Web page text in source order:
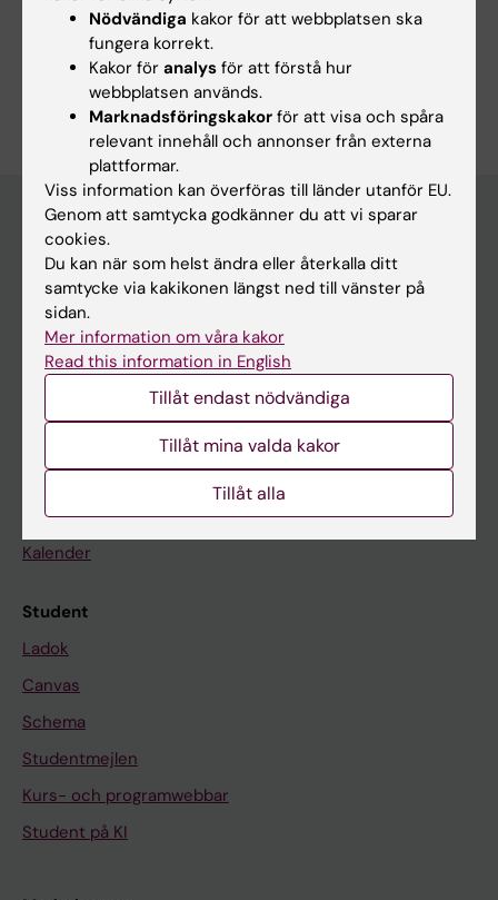
Sannolikhetsteori och statistik (Statistik med medicinska
aspekter under 30118 och samhällsvetenskapliga aspekter
under 50907)
Är du Pär Karlsson?
Redigera din profil
Huvudmeny
Utbildning
Forskarutbildning
Forskning
På gång
Nyheter
Kalender
Student
Ladok
Canvas
Schema
Studentmejlen
Kurs- och programwebbar
Student på KI
Nödvändiga kakor för att webbplatsen ska
fungera korrekt.
Kakor för analys för att förstå hur
webbplatsen används.
Marknadsföringskakor för att visa och spåra
relevant innehåll och annonser från externa
plattformar.
Viss information kan överföras till länder utanför EU.
Genom att samtycka godkänner du att vi sparar
cookies.
Du kan när som helst ändra eller återkalla ditt
samtycke via kakikonen längst ned till vänster på
sidan.
Mer information om våra kakor
Read this information in English
Tillåt endast nödvändiga
Tillåt mina valda kakor
Tillåt alla